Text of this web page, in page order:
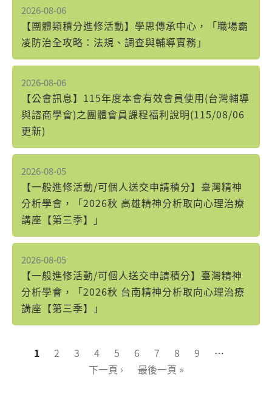
2026-08-06
【團體類積分進修活動】學思傳承中心，「職場霸
凌防治全攻略：法規、調查與輔導實務」
2026-08-06
【公會訊息】115年度本會有效會員使用(台灣輔導
與諮商學會)之團體會員課程福利說明(115/08/06
更新)
2026-08-05
【一般進修活動/可個人送交申請積分】臺灣精神
分析學會，「2026秋 高雄精神分析取向心理治療
講座【第三季】」
2026-08-05
【一般進修活動/可個人送交申請積分】臺灣精神
分析學會，「2026秋 台南精神分析取向心理治療
講座【第三季】」
頁面
1 2 3 4 5 6 7 8 9
…
下一頁 ›
最後一頁 »